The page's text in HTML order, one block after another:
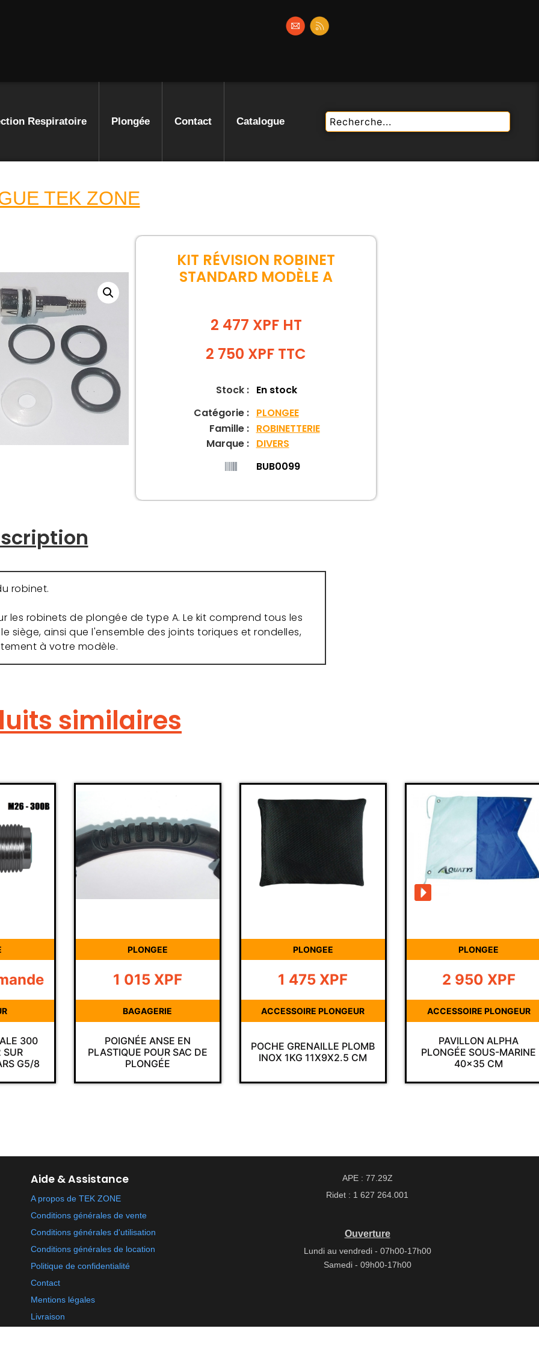
Respiratoire Plongée Contact Catalogue
TEK ZONE
KIT RÉVISION ROBINET
STANDARD MODÈLE A
2 477 XPF HT
2 750 XPF TTC
Stock : En stock
Catégorie : PLONGEE
Famille : ROBINETTERIE
Marque : DIVERS
BUB0099
robinet.
robinets de plongée de type A. Le kit comprend tous les
siège, ainsi que l'ensemble des joints toriques et rondelles,
à votre modèle.
similaires
300
SUR
G5/8
PLONGEE
POIGNÉE ANSE EN
PLASTIQUE POUR SAC DE
PLONGÉE
1 015 XPF
BAGAGERIE
PLONGEE
POCHE GRENAILLE PLOMB
INOX 1KG 11X9X2.5 CM
1 475 XPF
ACCESSOIRE PLONGEUR
PLONGEE
PAVILLON ALPHA
PLONGÉE SOUS-MARINE
40×35 CM
2 950 XPF
ACCESSOIRE PLONGEUR
Aide & Assistance
A propos de TEK ZONE
Conditions générales de vente
Conditions générales d'utilisation
Conditions générales de location
Politique de confidentialité
Contact
Mentions légales
Livraison
APE : 77.29Z
Ridet : 1 627 264.001
Ouverture
Lundi au vendredi - 07h00-17h00
Samedi - 09h00-17h00